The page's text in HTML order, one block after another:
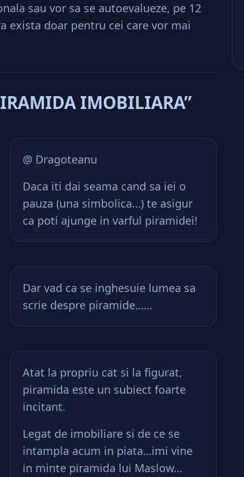
sau vor sa se autoevalueze, pe 12
exista doar pentru cei care vor mai
IMOBILIARA”
@ Dragoteanu
Daca iti dai seama cand sa iei o
pauza (una simbolica…) te asigur
ca poti ajunge in varful piramidei!
Dar vad ca se inghesuie lumea sa
scrie despre piramide……
Atat la propriu cat si la figurat,
piramida este un subiect foarte
incitant.
Legat de imobiliare si de ce se
intampla acum in piata…imi vine
in minte piramida lui Maslow…